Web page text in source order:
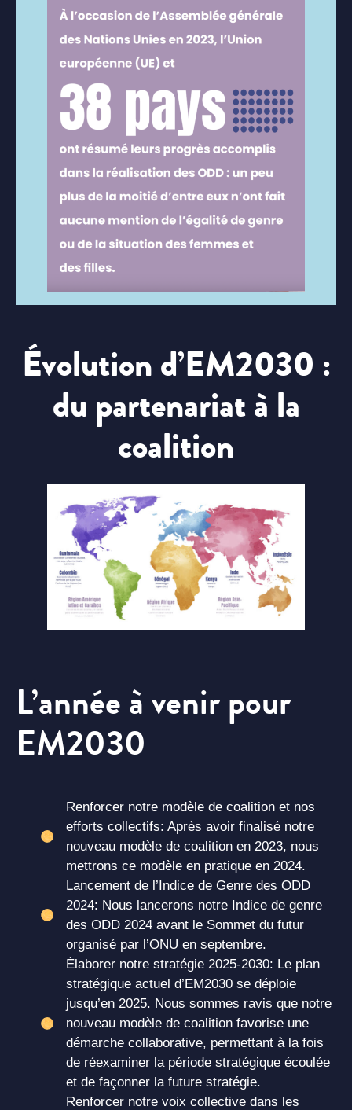
Évolution d’EM2030 :
du partenariat à la
coalition
L’année à venir pour
EM2030
Renforcer notre modèle de coalition et nos
efforts collectifs: Après avoir finalisé notre
nouveau modèle de coalition en 2023, nous
mettrons ce modèle en pratique en 2024.
Lancement de l’Indice de Genre des ODD
2024: Nous lancerons notre Indice de genre
des ODD 2024 avant le Sommet du futur
organisé par l’ONU en septembre.
Élaborer notre stratégie 2025-2030: Le plan
stratégique actuel d’EM2030 se déploie
jusqu’en 2025. Nous sommes ravis que notre
nouveau modèle de coalition favorise une
démarche collaborative, permettant à la fois
de réexaminer la période stratégique écoulée
et de façonner la future stratégie.
Renforcer notre voix collective dans les